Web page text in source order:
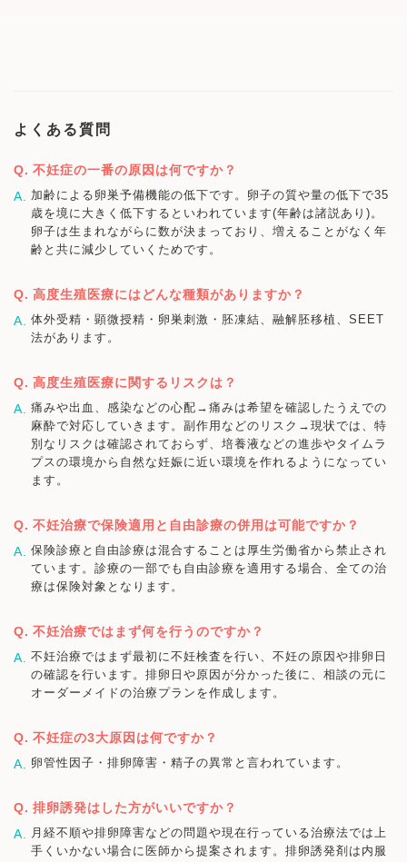
よくある質問
不妊症の一番の原因は何ですか？
加齢による卵巣予備機能の低下です。卵子の質や量の低下で35
歳を境に大きく低下するといわれています(年齢は諸説あり)。
卵子は生まれながらに数が決まっており、増えることがなく年
齢と共に減少していくためです。
高度生殖医療にはどんな種類がありますか？
体外受精・顕微授精・卵巣刺激・胚凍結、融解胚移植、SEET
法があります。
高度生殖医療に関するリスクは？
痛みや出血、感染などの心配→痛みは希望を確認したうえでの
麻酔で対応していきます。副作用などのリスク→現状では、特
別なリスクは確認されておらず、培養液などの進歩やタイムラ
プスの環境から自然な妊娠に近い環境を作れるようになってい
ます。
不妊治療で保険適用と自由診療の併用は可能ですか？
保険診療と自由診療は混合することは厚生労働省から禁止され
ています。診療の一部でも自由診療を適用する場合、全ての治
療は保険対象となります。
不妊治療ではまず何を行うのですか？
不妊治療ではまず最初に不妊検査を行い、不妊の原因や排卵日
の確認を行います。排卵日や原因が分かった後に、相談の元に
オーダーメイドの治療プランを作成します。
不妊症の3大原因は何ですか？
卵管性因子・排卵障害・精子の異常と言われています。
排卵誘発はした方がいいですか？
月経不順や排卵障害などの問題や現在行っている治療法では上
手くいかない場合に医師から提案されます。排卵誘発剤は内服